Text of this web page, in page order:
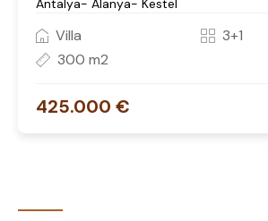
Antalya- Alanya- Kestel
Villa
3+1
300 m2
425.000 €